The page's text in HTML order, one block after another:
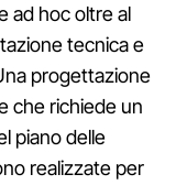
ad hoc oltre al
tecnica e
progettazione
che richiede un
piano delle
realizzate per